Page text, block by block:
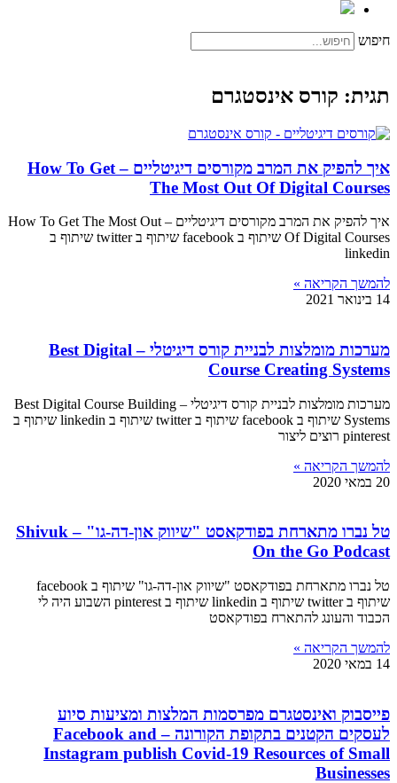
חיפוש
תגית: קורס אינסטגרם
איך להפיק את המרב מקורסים דיגיטליים – How To Get
The Most Out Of Digital Courses
איך להפיק את המרב מקורסים דיגיטליים – How To Get The Most Out
Of Digital Courses שיתוף ב facebook שיתוף ב twitter שיתוף ב
linkedin
להמשך הקריאה »
14 בינואר 2021
מערכות מומלצות לבניית קורס דיגיטלי – Best Digital
Course Creating Systems
מערכות מומלצות לבניית קורס דיגיטלי – Best Digital Course Building
Systems שיתוף ב facebook שיתוף ב twitter שיתוף ב linkedin שיתוף ב
pinterest רוצים ליצור
להמשך הקריאה »
20 במאי 2020
טל נברו מתארחת בפודקאסט "שיווק און-דה-גו" – Shivuk
On the Go Podcast
טל נברו מתארחת בפודקאסט "שיווק און-דה-גו" שיתוף ב facebook
שיתוף ב twitter שיתוף ב linkedin שיתוף ב pinterest השבוע היה לי
הכבוד והעונג להתארח בפודקאסט
להמשך הקריאה »
14 במאי 2020
פייסבוק ואינסטגרם מפרסמות המלצות ומציעות סיוע
לעסקים הקטנים בתקופת הקורונה – Facebook and
Instagram publish Covid-19 Resources of Small
Businesses